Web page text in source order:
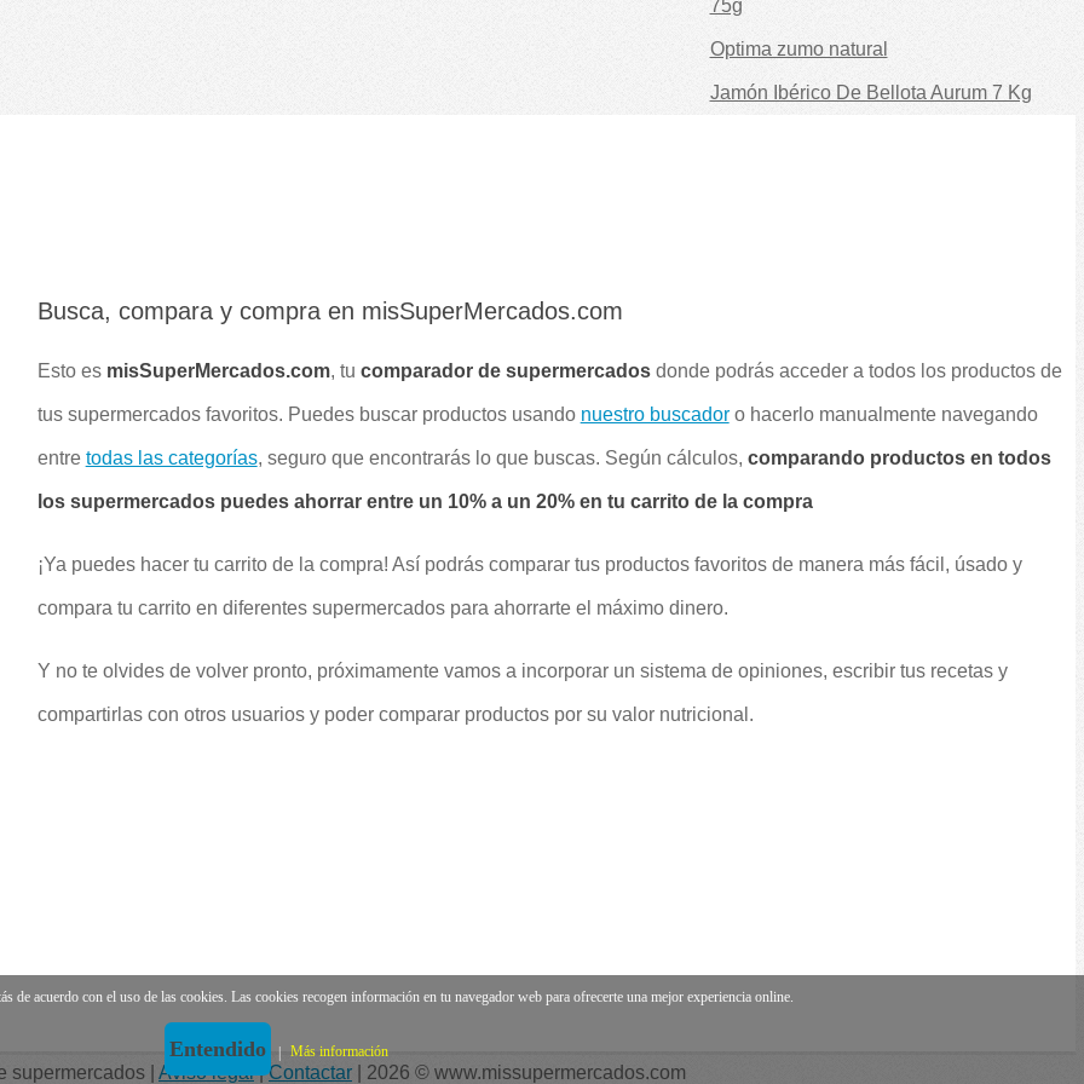
75g
Optima zumo natural
Jamón Ibérico De Bellota Aurum 7 Kg
Busca, compara y compra en misSuperMercados.com
Esto es misSuperMercados.com, tu comparador de supermercadosdonde podrás acceder a todos los productos de
tus supermercados favoritos. Puedes buscar productos usando nuestro buscadoro hacerlo manualmente navegando
entre todas las categorías, seguro que encontrarás lo que buscas. Según cálculos, comparando productos en todos
los supermercados puedes ahorrar entre un 10% a un 20% en tu carrito de la compra
¡Ya puedes hacer tu carrito de la compra! Así podrás comparar tus productos favoritos de manera más fácil, úsado y
compara tu carrito en diferentes supermercados para ahorrarte el máximo dinero.
Y no te olvides de volver pronto, próximamente vamos a incorporar un sistema de opiniones, escribir tus recetas y
compartirlas con otros usuarios y poder comparar productos por su valor nutricional.
supermercados | Aviso legal|Contactar | 2026 © www.missupermercados.com
de acuerdo con el uso de las cookies. Las cookies recogen información en tu navegador web para ofrecerte una mejor experiencia online.
Entendido | Más información